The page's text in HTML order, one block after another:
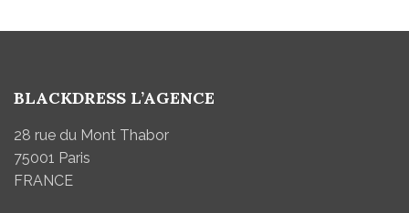
BLACKDRESS L’AGENCE
28 rue du Mont Thabor
75001 Paris
FRANCE